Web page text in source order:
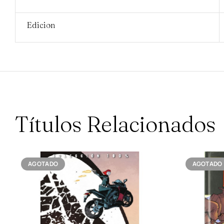
Edicion
Títulos Relacionados
AGOTADO AGOTADO